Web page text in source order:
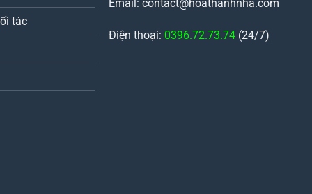
tác
Email: contact@hoathanhnha.com
Điện thoại: 0396.72.73.74 (24/7)